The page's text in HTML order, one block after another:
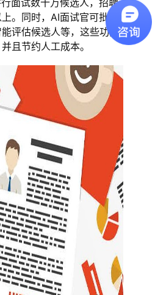
面试数十万候选人，招聘
。同时，AI面试官可批量
评估候选人等，这些功能
且节约人工成本。